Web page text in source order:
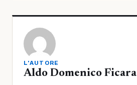
L'AUTORE
Aldo Domenico Ficara